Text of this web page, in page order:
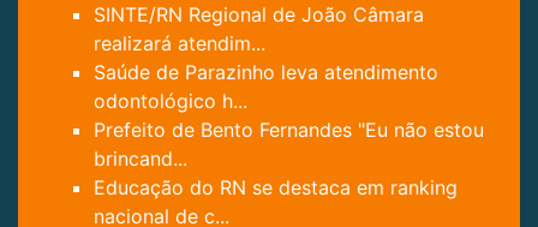
SINTE/RN Regional de João Câmara
realizará atendim...
Saúde de Parazinho leva atendimento
odontológico h...
Prefeito de Bento Fernandes "Eu não estou
brincand...
Educação do RN se destaca em ranking
nacional de c...